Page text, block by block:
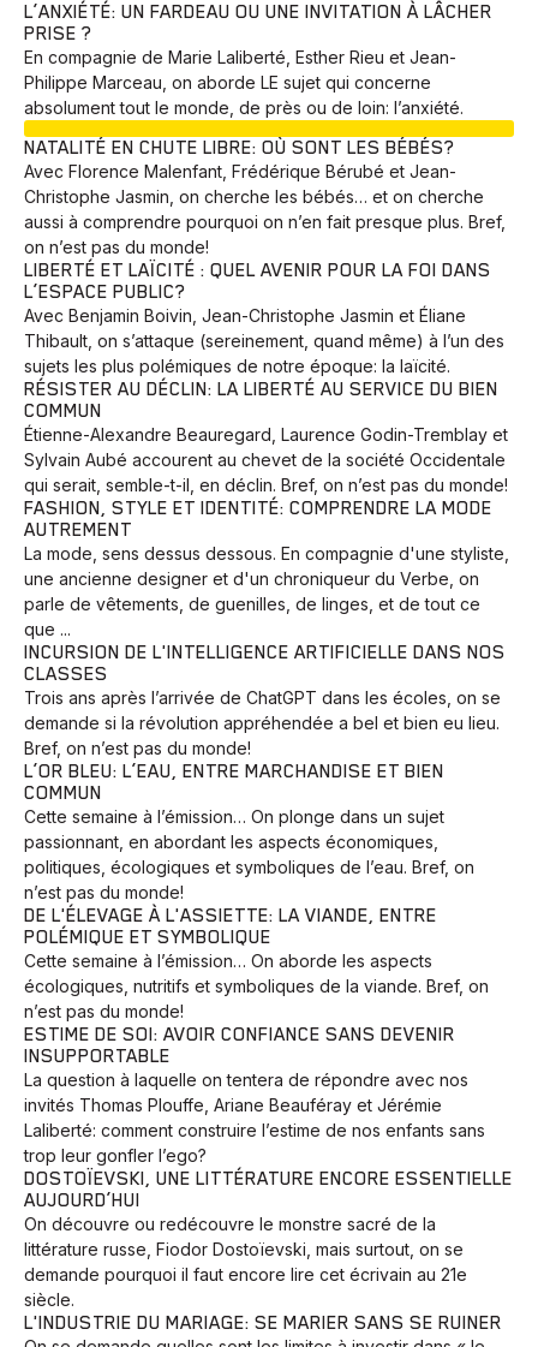
L’ANXIÉTÉ: UN FARDEAU OU UNE INVITATION À LÂCHER
PRISE ?
En compagnie de Marie Laliberté, Esther Rieu et Jean-
Philippe Marceau, on aborde LE sujet qui concerne
absolument tout le monde, de près ou de loin: l’anxiété.
NATALITÉ EN CHUTE LIBRE: OÙ SONT LES BÉBÉS?
Avec Florence Malenfant, Frédérique Bérubé et Jean-
Christophe Jasmin, on cherche les bébés… et on cherche
aussi à comprendre pourquoi on n’en fait presque plus. Bref,
on n’est pas du monde!
LIBERTÉ ET LAÏCITÉ : QUEL AVENIR POUR LA FOI DANS
L’ESPACE PUBLIC?
Avec Benjamin Boivin, Jean-Christophe Jasmin et Éliane
Thibault, on s’attaque (sereinement, quand même) à l’un des
sujets les plus polémiques de notre époque: la laïcité.
RÉSISTER AU DÉCLIN: LA LIBERTÉ AU SERVICE DU BIEN
COMMUN
Étienne-Alexandre Beauregard, Laurence Godin-Tremblay et
Sylvain Aubé accourent au chevet de la société Occidentale
qui serait, semble-t-il, en déclin. Bref, on n’est pas du monde!
FASHION, STYLE ET IDENTITÉ: COMPRENDRE LA MODE
AUTREMENT
La mode, sens dessus dessous. En compagnie d'une styliste,
une ancienne designer et d'un chroniqueur du Verbe, on
parle de vêtements, de guenilles, de linges, et de tout ce
que ...
INCURSION DE L'INTELLIGENCE ARTIFICIELLE DANS NOS
CLASSES
Trois ans après l’arrivée de ChatGPT dans les écoles, on se
demande si la révolution appréhendée a bel et bien eu lieu.
Bref, on n’est pas du monde!
L’OR BLEU: L’EAU, ENTRE MARCHANDISE ET BIEN
COMMUN
Cette semaine à l’émission… On plonge dans un sujet
passionnant, en abordant les aspects économiques,
politiques, écologiques et symboliques de l’eau. Bref, on
n’est pas du monde!
DE L'ÉLEVAGE À L'ASSIETTE: LA VIANDE, ENTRE
POLÉMIQUE ET SYMBOLIQUE
Cette semaine à l’émission… On aborde les aspects
écologiques, nutritifs et symboliques de la viande. Bref, on
n’est pas du monde!
ESTIME DE SOI: AVOIR CONFIANCE SANS DEVENIR
INSUPPORTABLE
La question à laquelle on tentera de répondre avec nos
invités Thomas Plouffe, Ariane Beauféray et Jérémie
Laliberté: comment construire l’estime de nos enfants sans
trop leur gonfler l’ego?
DOSTOÏEVSKI, UNE LITTÉRATURE ENCORE ESSENTIELLE
AUJOURD’HUI
On découvre ou redécouvre le monstre sacré de la
littérature russe, Fiodor Dostoïevski, mais surtout, on se
demande pourquoi il faut encore lire cet écrivain au 21e
siècle.
L'INDUSTRIE DU MARIAGE: SE MARIER SANS SE RUINER